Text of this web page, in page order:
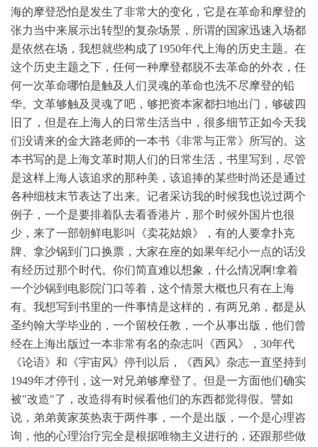
海的摩登恐怕是发生了非常大的变化，它是在革命和摩登的
张力当中来展示出转型的复杂场景，所谓的国家迅速入场都
是依然在场，我想就些构成了1950年代上海的历史主题。在
这个历史主题之下，任何一种摩登都脱不去革命的外衣，任
何一次革命哪怕是触及人们灵魂的革命也洗不尽摩登的铅
华。文革够触及灵魂了吧，够把资本家都扫地出门，够破四
旧了，但是在上海人的日常生活当中，很多细节正如今天我
们没请来的金大路老师的一本书《非常与正常》所写的。这
本书写的是上海文革时期人们的日常生活，书里写到，尽管
是这样上海人该追求的那种美，该追捧的某些时尚还是通过
各种细枝末节表达了出来。记者采访我的时候我也说过两个
例子，一个是要排着队去看香港片，那个时候外国片也很
少，来了一部朝鲜电影叫《卖花姑娘》，有的人要拿扑克
牌、拿沙锅到门口换票，大家在座的如果年纪小一点的话没
有经历过那个时代。你们简直难以想象，什么情况啊!拿着
一个沙锅到电影院门口等着，这个情景大概也只有在上海
有。我想写到书里的一件事情是这样的，有两兄弟，都是从
圣约翰大学毕业的，一个留校任教，一个从事出版，他们曾
经在上海出版过一本非常有名的杂志叫《西风》，30年代
《论语》和《宇宙风》停刊以后，《西风》杂志一直坚持到
1949年才停刊，这一对兄弟够摩登了。但是一方面他们确实
被"改造"了，改造得有时候看他们的东西都觉得假。譬如
说，弟弟黄家英热衷于两件事，一个是出版，一个是心理咨
询，他的心理治疗完全是根据唯物主义进行的，还跟那些做